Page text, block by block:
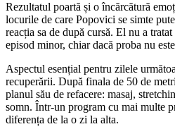
Rezultatul poartă și o încărcătură
locurile de care Popovici se simte
reacția sa de după cursă. El nu a
episod minor, chiar dacă proba nu
Aspectul esențial pentru zilele
recuperării. După finala de 50 de
planul său de refacere: masaj,
somn. Într-un program cu mai multe
diferența de la o zi la alta.